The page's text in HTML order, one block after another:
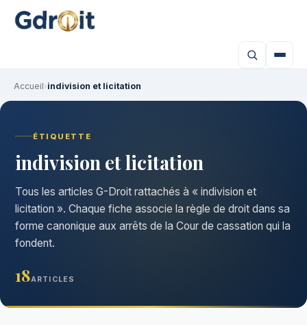
Accueil›indivision et licitation
ÉTIQUETTE
indivision et licitation
Tous les articles G-Droit rattachés à « indivision et
licitation ». Chaque fiche associe la règle de droit dans sa
forme canonique aux arrêts de la Cour de cassation qui la
fondent.
18ARTICLES